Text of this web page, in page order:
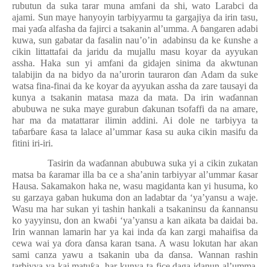
rubutun da suka tarar muna amfani da shi, wato Larabci da
ajami. Sun maye hanyoyin tarbiyyarmu ta gargajiya da irin tasu,
mai yaɗa alfasha da fajirci a tsakanin al’umma. A ɓangaren adabi
kuwa, sun gabatar da fasalin nau’o’in
adabinsu da ke ƙunshe a
cikin littattafai da jaridu da mujallu masu koyar da ayyukan
assha. Haka sun yi amfani da gidajen sinima da akwtunan
talabijin da na bidyo da na’urorin tauraronɗan Adam da suke
watsa fina-finai da ke koyar da ayyukan assha da zare tausayi da
kunya a tsakanin matasa maza da mata. Da irin waɗannan
abubuwa ne suka maye gurabun ɗakunan tsofaffi da na amare,
har ma da matattarar ilimin addini. Ai dole ne tarbiyya ta
taɓarɓare ƙasa ta lalace al’ummar ƙasa su auka cikin masifu da
fitini iri-iri.
Tasirin da waɗannan abubuwa suka yi a cikin zukatan
matsa ba ƙaramar illa ba ce a sha’anin tarbiyyar al’ummar ƙasar
Hausa. Sakamakon haka ne, wasu magidanta kan yi husuma, ko
su garzaya gaban hukuma don an ladabtar da ‘ya’yansu a waje.
Wasu ma har sukan yi tashin hankali a tsakaninsu da ƙannansu
ko yayyinsu, don an kwaɓi ‘ya’yansu a kan aikata ba daidai ba.
Irin wannan lamarin har ya kai inda ɗa kan zargi mahaifisa da
cewa wai ya ɗora ɗansa karan tsana. A wasu lokutan har akan
sami canza yawu a tsakanin uba da ɗansa. Wannan rashin